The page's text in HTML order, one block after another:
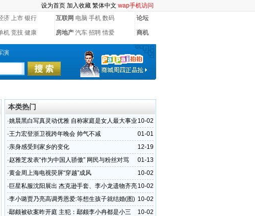
设为首页 加入收藏 繁体中文 wap手机访问
济 上市 银行 互联网 电脑 手机 数码 论坛
机 竞技 健康 房地产 汽车 招聘 情爱 商机
演
本类热门
10-02
·姚晨黑白写真灵动优雅 自称家庭是女人最大事业
01-01
·王力宏登浙卫视跨年晚会 帅气不减
12-19
·亲身感受到家乡的变化
01-13
·赵雅芝发表“作为中国人骄傲” 网民与粉丝对骂
10-02
·黄金周上海电视荧屏“穿越”成风
10-02
· 巨星私服沈阳展出 杰克逊手套、李小龙遗物齐亮
相
10-02
·李小璐贾乃亮高调秀恩爱:等想生孩子就结婚(图)
10-02
·鄢颇被砍案昨开庭 主犯：鄢颇李小冉都是小三